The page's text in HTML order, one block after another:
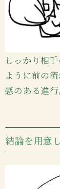
しっかり相
ように前の
感のある進行
結論を用意